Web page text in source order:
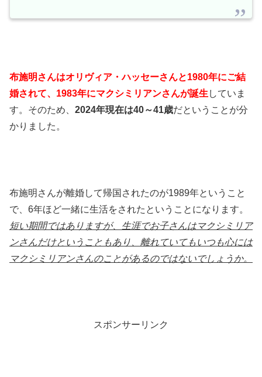
布施明さんはオリヴィア・ハッセーさんと1980年にご結
婚されて、1983年にマクシミリアンさんが誕生 していま
す。そのため、 2024年現在は40～41歳だということが分
かりました。
布施明さんが離婚して帰国されたのが1989年ということ
で、6年ほど一緒に生活をされたということになります。
短い期間ではありますが、生涯でお子さんはマクシミリア
ンさんだけということもあり、離れていてもいつも心には
マクシミリアンさんのことがあるのではないでしょうか。
スポンサーリンク